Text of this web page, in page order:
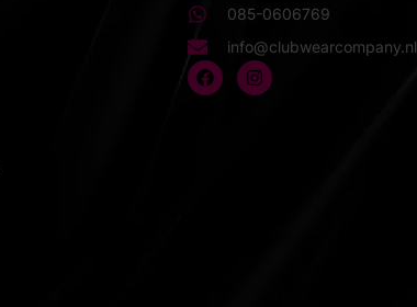
085-0606769
info@clubwearcompany.nl